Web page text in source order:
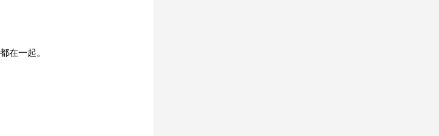
在一起。